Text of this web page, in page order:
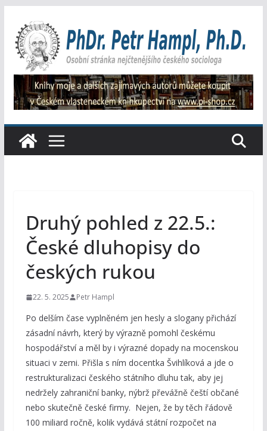
obsah
Druhý pohled z 22.5.:
České dluhopisy do
českých rukou
22. 5. 2025 Petr Hampl
Po delším čase vyplněném jen hesly a slogany přichází
zásadní návrh, který by výrazně pomohl českému
hospodářství a měl by i výrazné dopady na mocenskou
situaci v zemi. Přišla s ním docentka Švihlíková a jde o
restrukturalizaci českého státního dluhu tak, aby jej
nedržely zahraniční banky, nýbrž převážně čeští občané
nebo skutečně české firmy. Nejen, že by těch řádově
100 miliard ročně, kolik vydává státní rozpočet na